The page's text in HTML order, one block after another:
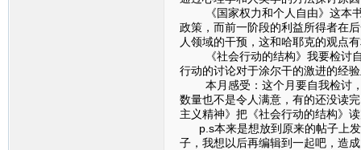
《国家权力和个人自由》这本书
政策，而前一阶段的利益所得者在
人领域的干预，这和哈耶克的观点
《社会行动的结构》我要检讨自
行动的讨论对于涂尔干的激进的经
本月感受：这个月要自我检讨，
数量也不是令人满意，有的还没读
主义精神》把《社会行动的结构》
p.s本来是想放到原来的帖子上发
子，我想以后再编辑到一起吧，造